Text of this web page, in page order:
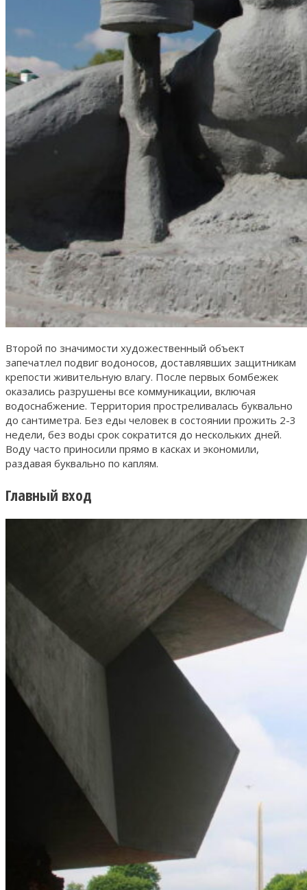
Второй по значимости художественный объект
запечатлел подвиг водоносов, доставлявших защитникам
крепости живительную влагу. После первых бомбежек
оказались разрушены все коммуникации, включая
водоснабжение. Территория простреливалась буквально
до сантиметра. Без еды человек в состоянии прожить 2-3
недели, без воды срок сократится до нескольких дней.
Воду часто приносили прямо в касках и экономили,
раздавая буквально по каплям.
Главный вход